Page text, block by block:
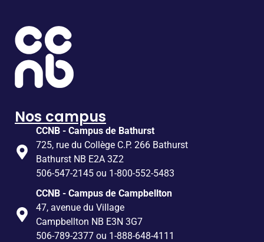
Nos campus
CCNB - Campus de Bathurst
725, rue du Collège C.P. 266 Bathurst
Bathurst NB E2A 3Z2
506-547-2145 ou 1-800-552-5483
CCNB - Campus de Campbellton
47, avenue du Village
Campbellton NB E3N 3G7
506-789-2377 ou 1-888-648-4111